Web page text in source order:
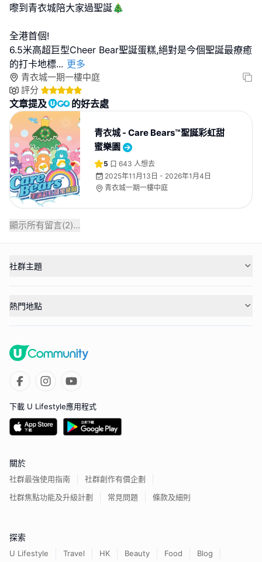
嚟到青衣城陪大家過聖誕🎄
全港首個!
6.5米高超巨型Cheer Bear聖誕蛋糕,絕對是今個聖誕最療癒
的打卡地標... 更多
青衣城一期一樓中庭
評分
文章提及 的好去處
青衣城 - Care Bears™聖誕彩虹甜
蜜樂園
5 643 人想去
2025年11月13日 - 2026年1月4日
青衣城一期一樓中庭
顯示所有留言(2)...
社群主題
熱門地點
下載 U Lifestyle應用程式
關於
社群最強使用指南
社群創作有價企劃
社群焦點功能及升級計劃
常見問題 條款及細則
探索
U Lifestyle Travel HK Beauty Food Blog